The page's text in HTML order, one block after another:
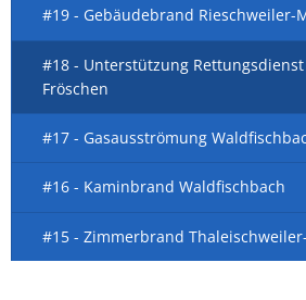
#19 - Gebäudebrand Rieschweiler-
#18 - Unterstützung Rettungsdienst
Fröschen
#17 - Gasausströmung
#16 - Kaminbrand Waldfischbach
#15 - Zimmerbrand